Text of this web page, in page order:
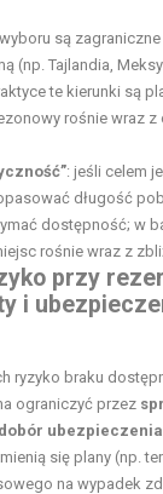
są
(np. Tajlandia,
te kierunki są
rośnie wraz
: jeśli celem
długość
dostępność; w
rośnie wraz z
przy
i
ryzyko braku
ograniczyć przez
dobór
się plany (np.
na wypadek